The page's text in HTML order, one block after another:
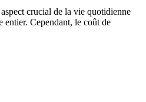
crucial de la vie quotidienne
entier. Cependant, le coût de